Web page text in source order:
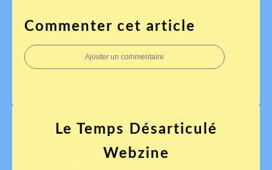
Commenter cet article
Ajouter un commentaire
Le Temps Désarticulé
Webzine